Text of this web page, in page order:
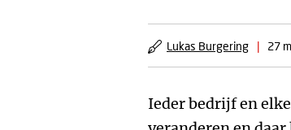
Lukas Burgering | 27
Ieder bedrijf en